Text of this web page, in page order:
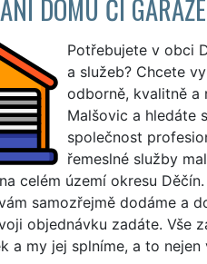
DOMU ČI
Potřebujete v obci
a služeb? Chcete
odborně, kvalitně a
Malšovic a hledáte
společnost
řemeslné služby
celém území okresu
samozřejmě dodáme a
objednávku zadáte. Vše
a my jej splníme, a to